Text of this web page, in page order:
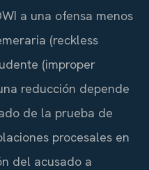
a una ofensa menos
(reckless
(improper
reducción depende
de la prueba de
procesales en
del acusado a